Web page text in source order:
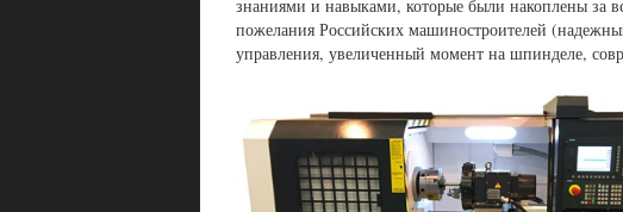
знаниями и навыками, которые были накоплены
пожелания Российских машиностроителей
управления, увеличенный момент на шпинделе,